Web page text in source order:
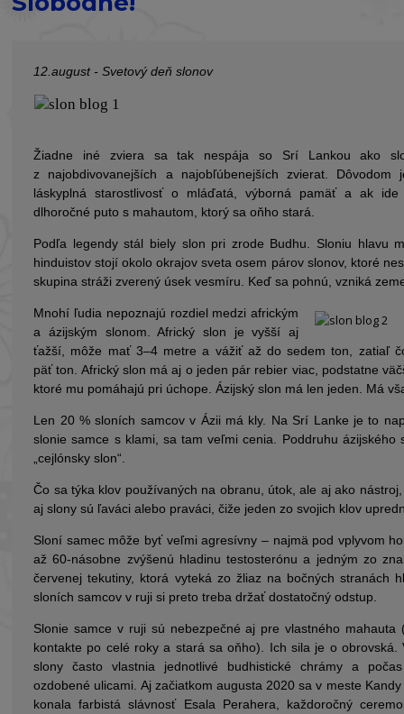
12.august - Svetový deň slonov
Žiadne iné zviera sa tak nespája so Srí Lankou ako
z najobdivovanejších a najobľúbenejších zvierat.
láskyplná starostlivosť o mláďatá, výborná pamäť a ak
dlhoročné puto s mahautom, ktorý sa oňho stará.
Podľa legendy stál biely slon pri zrode Budhu. Sloniu hlavu
hinduistov stojí okolo okrajov sveta osem párov slonov, ktoré
skupina stráži zverený úsek vesmíru. Keď sa pohnú, vzniká
Mnohí ľudia nepoznajú rozdiel medzi africkým
a ázijským slonom. Africký slon je vyšší aj
ťažší, môže mať 3–4 metre a vážiť až do sedem ton, zatiaľ
päť ton. Africký slon má aj o jeden pár rebier viac, podstatne
ktoré mu pomáhajú pri úchope. Ázijský slon má len jeden. Má
Len 20 % sloních samcov v Ázii má kly. Na Srí Lanke je to
slonie samce s klami, sa tam veľmi cenia. Poddruhu
„cejlónsky slon“.
Čo sa týka klov používaných na obranu, útok, ale aj ako
aj slony sú ľaváci alebo praváci, čiže jeden zo svojich klov
Sloní samec môže byť veľmi agresívny – najmä pod vplyvom
až 60-násobne zvýšenú hladinu testosterónu a jedným zo
červenej tekutiny, ktorá vyteká zo žliaz na bočných stranách
sloních samcov v ruji si preto treba držať dostatočný odstup.
Slonie samce v ruji sú nebezpečné aj pre vlastného
kontakte po celé roky a stará sa oňho). Ich sila je o
slony často vlastnia jednotlivé budhistické chrámy a
ozdobené ulicami. Aj začiatkom augusta 2020 sa v meste
konala farbistá slávnosť Esala Perahera, každoročný